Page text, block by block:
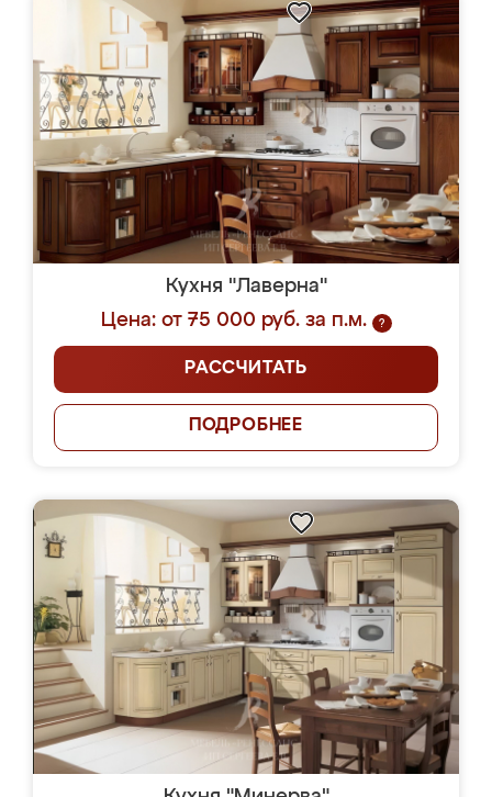
Кухня "Лаверна"
Цена: от 75 000 руб. за п.м.
?
РАССЧИТАТЬ
ПОДРОБНЕЕ